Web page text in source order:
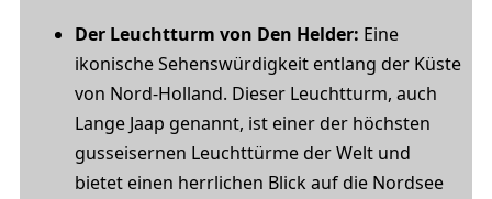
Der Leuchtturm von Den Helder: Eine
ikonische Sehenswürdigkeit entlang der Küste
von Nord-Holland. Dieser Leuchtturm, auch
Lange Jaap genannt, ist einer der höchsten
gusseisernen Leuchttürme der Welt und
bietet einen herrlichen Blick auf die Nordsee